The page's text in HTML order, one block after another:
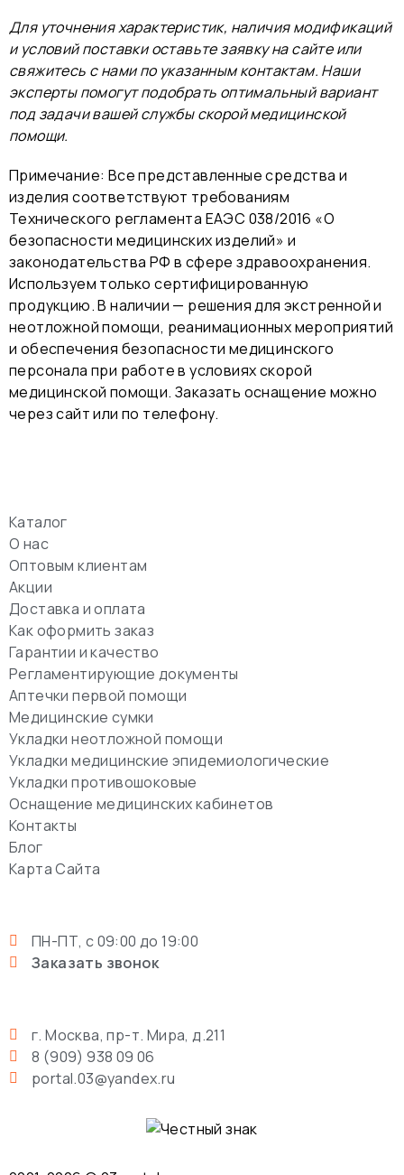
Для уточнения характеристик, наличия модификаций
и условий поставки оставьте заявку на сайте или
свяжитесь с нами по указанным контактам. Наши
эксперты помогут подобрать оптимальный вариант
под задачи вашей службы скорой медицинской
помощи.
Примечание: Все представленные средства и
изделия соответствуют требованиям
Технического регламента ЕАЭС 038/2016 «О
безопасности медицинских изделий» и
законодательства РФ в сфере здравоохранения.
Используем только сертифицированную
продукцию. В наличии — решения для экстренной и
неотложной помощи, реанимационных мероприятий
и обеспечения безопасности медицинского
персонала при работе в условиях скорой
медицинской помощи. Заказать оснащение можно
через сайт или по телефону.
Каталог
О нас
Оптовым клиентам
Акции
Доставка и оплата
Как оформить заказ
Гарантии и качество
Регламентирующие документы
Аптечки первой помощи
Медицинские сумки
Укладки неотложной помощи
Укладки медицинские эпидемиологические
Укладки противошоковые
Оснащение медицинских кабинетов
Контакты
Блог
Карта Сайта
ПН-ПТ, с 09:00 до 19:00
Заказать звонок
г. Москва, пр-т. Мира, д.211
8 (909) 938 09 06
portal.03@yandex.ru